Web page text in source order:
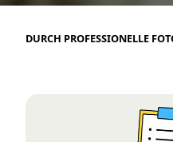
DURCH PROFESSIONELLE